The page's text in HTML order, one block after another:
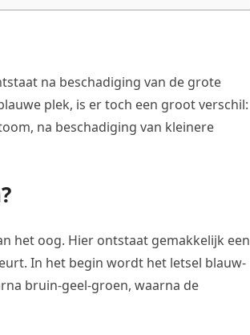
na beschadiging van de grote
plek, is er toch een groot verschil:
na beschadiging van kleinere
het oog. Hier ontstaat gemakkelijk een
In het begin wordt het letsel blauw-
bruin-geel-groen, waarna de